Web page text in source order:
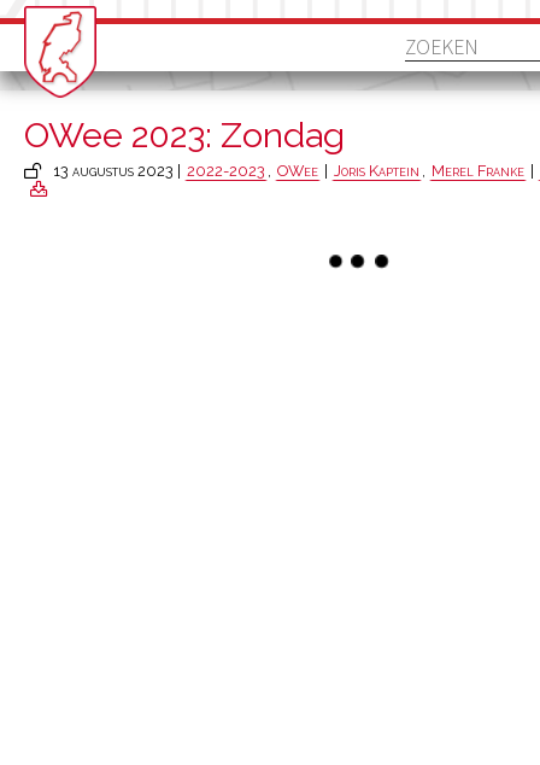
OWee 2023: Zondag
13 augustus 2023 | 2022-2023 , OWee Joris Kaptein , Merel Franke